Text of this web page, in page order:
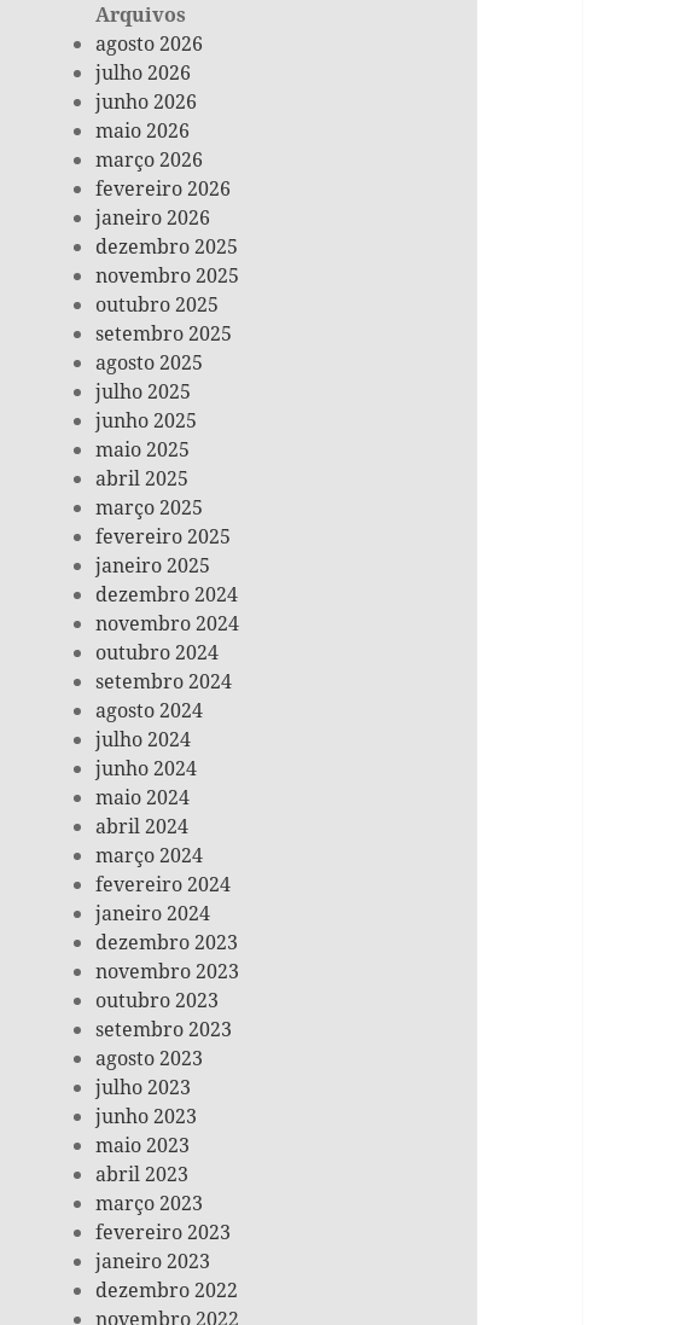
Arquivos
agosto 2026
julho 2026
junho 2026
maio 2026
março 2026
fevereiro 2026
janeiro 2026
dezembro 2025
novembro 2025
outubro 2025
setembro 2025
agosto 2025
julho 2025
junho 2025
maio 2025
abril 2025
março 2025
fevereiro 2025
janeiro 2025
dezembro 2024
novembro 2024
outubro 2024
setembro 2024
agosto 2024
julho 2024
junho 2024
maio 2024
abril 2024
março 2024
fevereiro 2024
janeiro 2024
dezembro 2023
novembro 2023
outubro 2023
setembro 2023
agosto 2023
julho 2023
junho 2023
maio 2023
abril 2023
março 2023
fevereiro 2023
janeiro 2023
dezembro 2022
novembro 2022